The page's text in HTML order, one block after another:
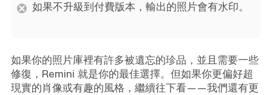
如果不升級到付費版本，輸出的照片會有水印。
如果你的照片庫裡有許多被遺忘的珍品，並且需要一些
修復，Remini 就是你的最佳選擇。但如果你更偏好超
現實的肖像或有趣的風格，繼續往下看——我們還有更